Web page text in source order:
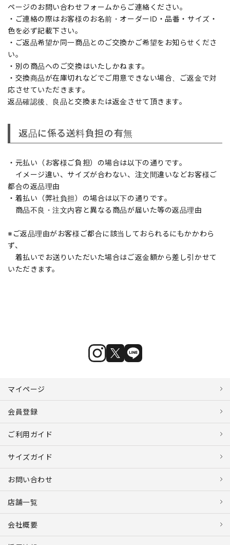
ページのお問い合わせフォームからご連絡ください。
・ご連絡の際はお客様のお名前・オーダーID・品番・サイズ・
色を必ず記載下さい。
・ご返品希望か同一商品とのご交換かご希望をお知らせくださ
い。
・別の商品へのご交換はいたしかねます。
・交換商品が在庫切れなどでご用意できない場合、ご返金で対
応させていただきます。
返品確認後、良品と交換または返金させて頂きます。
返品に係る送料負担の有無
・元払い（お客様ご負担）の場合は以下の通りです。
イメージ違い、サイズが合わない、注文間違いなどお客様ご
都合の返品理由
・着払い（弊社負担）の場合は以下の通りです。
商品不良・注文内容と異なる商品が届いた等の返品理由
※ご返品理由がお客様ご都合に該当しておられるにもかかわら
ず、
着払いでお送りいただいた場合はご返金額から差し引かせて
いただきます。
マイページ
会員登録
ご利用ガイド
サイズガイド
お問い合わせ
店舗一覧
会社概要